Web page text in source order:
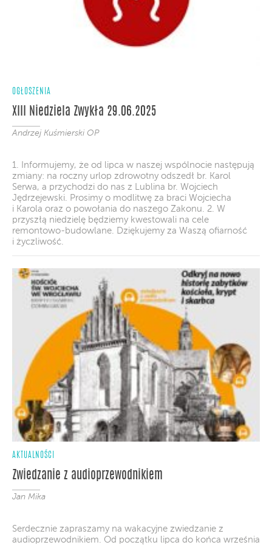
OGŁOSZENIA
XIII Niedziela Zwykła 29.06.2025
Andrzej Kuśmierski OP
1. Informujemy, że od lipca w naszej wspólnocie następują
zmiany: na roczny urlop zdrowotny odszedł br. Karol
Serwa, a przychodzi do nas z Lublina br. Wojciech
Jędrzejewski. Prosimy o modlitwę za braci Wojciecha
i Karola oraz o powołania do naszego Zakonu. 2. W
przyszłą niedzielę będziemy kwestowali na cele
remontowo-budowlane. Dziękujemy za Waszą ofiarność
i życzliwość.
AKTUALNOŚCI
Zwiedzanie z audioprzewodnikiem
Jan Mika
Serdecznie zapraszamy na wakacyjne zwiedzanie z
audioprzewodnikiem. Od początku lipca do końca września